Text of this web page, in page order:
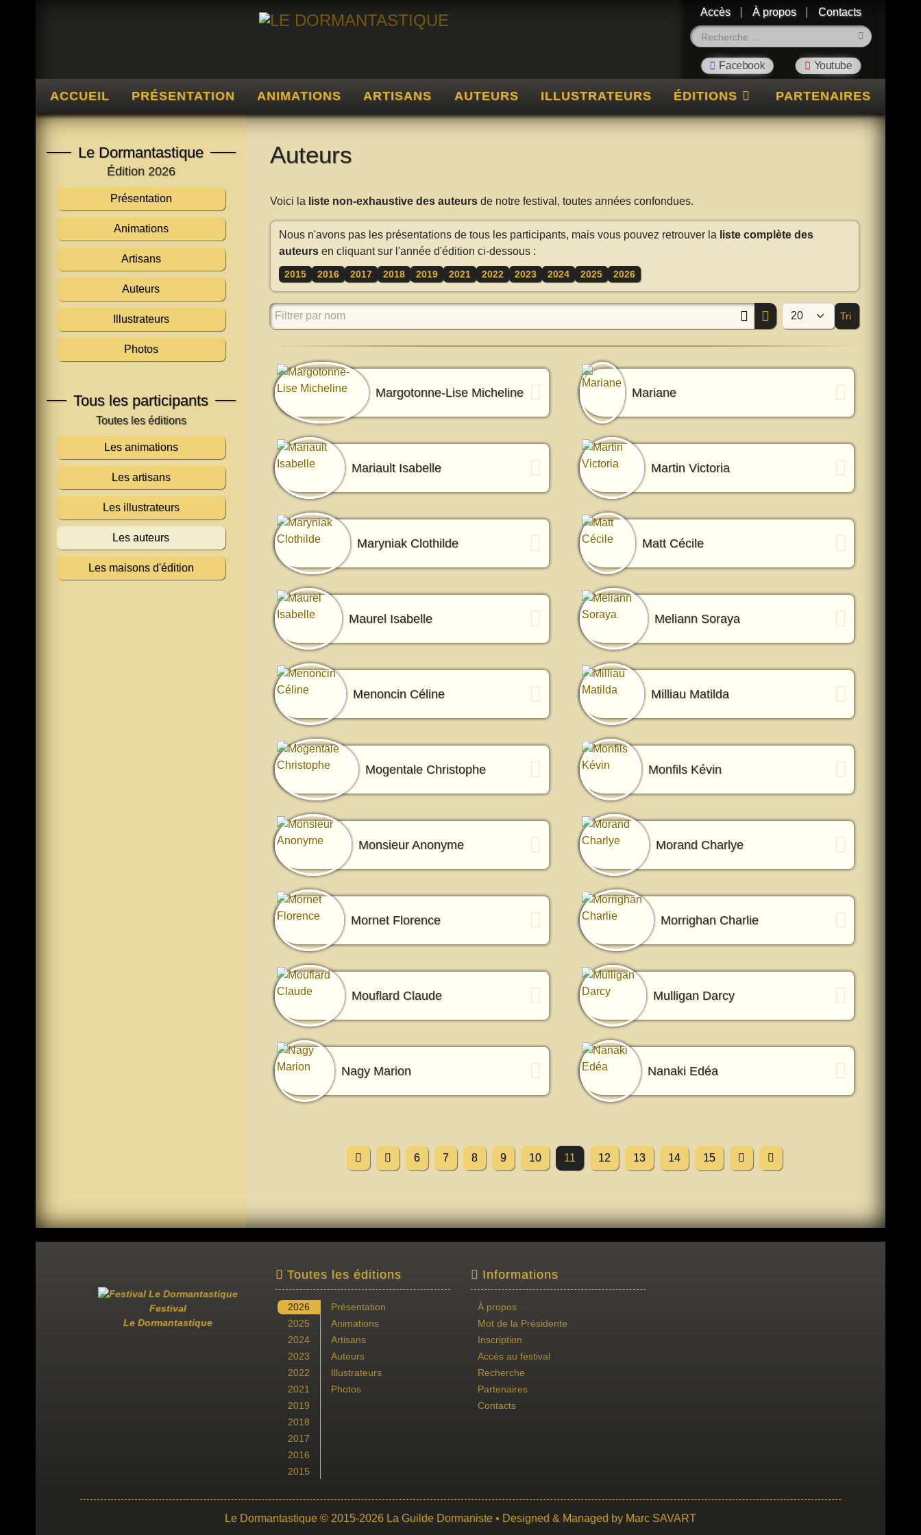
Accès À propos
Contacts
ACCUEIL PRÉSENTATION ANIMATIONS ARTISANS AUTEURS ILLUSTRATEURS ÉDITIONS PARTENAIRES
Le Dormantastique
Édition 2026
Présentation
Animations
Artisans
Auteurs
Illustrateurs
Photos
Tous les participants
Les animations
Les artisans
Les illustrateurs
Les auteurs
Les maisons d'édition
Auteurs
Voici la liste non-exhaustive des auteursde notre festival, toutes années confondues.
Nous n'avons pas les présentations de tous les participants, mais vous pouvez retrouver la liste complète des
auteursen cliquant sur l'année d'édition ci-dessous :
2015 2016 2017 2018 2019 2021 2022 2023 2024 2025 2026
Filtrer par nom
Afficher #
Tri
Margotonne-Lise Micheline Mariane
Mariault Isabelle Martin Victoria
Maryniak Clothilde Matt Cécile
Maurel Isabelle Meliann Soraya
Menoncin Céline Milliau Matilda
Mogentale Christophe Monfils Kévin
Monsieur Anonyme Morand Charlye
Mornet Florence Morrighan Charlie
Mouflard Claude Mulligan Darcy
Nagy Marion Nanaki Edéa
6 7 8 9 10 11 12 13 14 15
Festival
Le Dormantastique
Toutes les éditions
2026
2025
2024
2023
2022
2021
2019
2018
2017
2016
2015
Présentation
Animations
Artisans
Auteurs
Illustrateurs
Photos
Informations
À propos
Mot de la Présidente
Inscription
Accès au festival
Recherche
Partenaires
Contacts
Le Dormantastique © 2015-2026 La Guilde Dormaniste • Designed & Managed by Marc SAVART